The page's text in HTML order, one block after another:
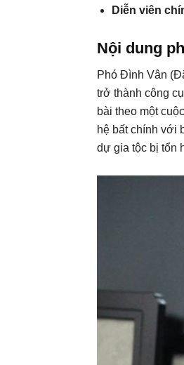
Diễn viên
Nội dung
Phó Đình Vân
trở thành công
bài theo một
hệ bất chính với
dự gia tộc bị tổn